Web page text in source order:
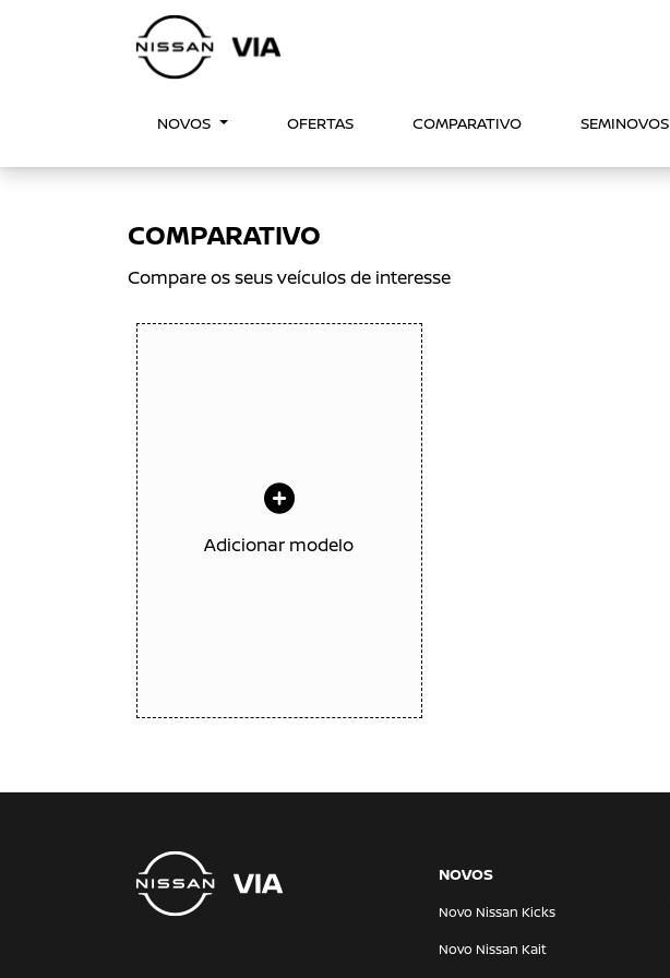
NOVOS OFERTAS COMPARATIVO SEMINOVOS
COMPARATIVO
Compare os seus veículos de interesse
Adicionar modelo
NOVOS
Novo Nissan Kicks
Novo Nissan Kait